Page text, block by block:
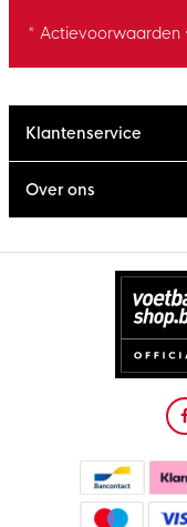
* Actievoorwaarden
Klantenservice
Over ons